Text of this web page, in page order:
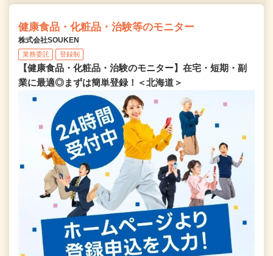
健康食品・化粧品・治験等のモニター
株式会社SOUKEN
業務委託 登録制
【健康食品・化粧品・治験のモニター】在宅・短期・副
業に最適◎まずは簡単登録！＜北海道＞